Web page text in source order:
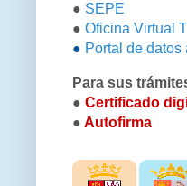
● SEPE
● Oficina Virtual
● Portal de datos
Para sus
● Certificado
● Autofirma